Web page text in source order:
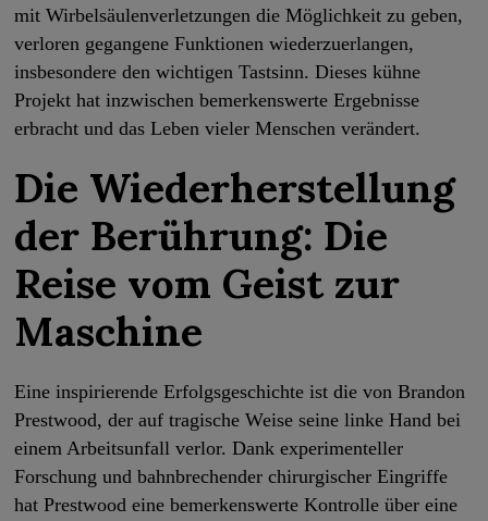
mit Wirbelsäulenverletzungen die Möglichkeit zu geben,
verloren gegangene Funktionen wiederzuerlangen,
insbesondere den wichtigen Tastsinn. Dieses kühne
Projekt hat inzwischen bemerkenswerte Ergebnisse
erbracht und das Leben vieler Menschen verändert.
Die Wiederherstellung
der Berührung: Die
Reise vom Geist zur
Maschine
Eine inspirierende Erfolgsgeschichte ist die von Brandon
Prestwood, der auf tragische Weise seine linke Hand bei
einem Arbeitsunfall verlor. Dank experimenteller
Forschung und bahnbrechender chirurgischer Eingriffe
hat Prestwood eine bemerkenswerte Kontrolle über eine